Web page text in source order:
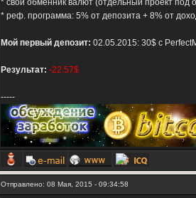
* свой обменник валют (отдельный проект под
* реф. программа: 5% от депозита + 8% от
Мой первый депозит: 02.05.2015: 30$ с
Результат: -22.57$
-----
Отправлено: 08 Мая, 2015 - 09:34:58